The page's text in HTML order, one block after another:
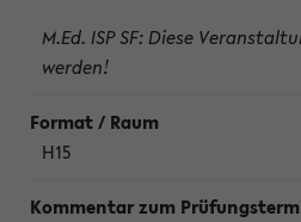
M.Ed. ISP SF: Diese
werden!
H15